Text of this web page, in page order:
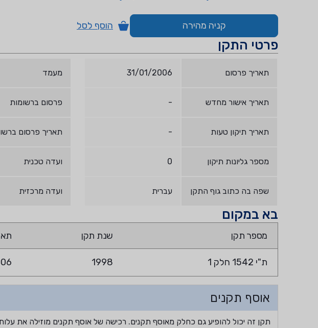
קניה מהירה הוסף לסל
פרטי התקן
תאריך פרסום 31/01/2006
תאריך אישור מחדש -
תאריך תיקון טעות -
מספר גליונות תיקון 0
שפה בה כתוב גוף התקן עברית
מעמד
פרסום ברשומות
תאריך פרסום
ועדה טכנית
ועדה מרכזית
בא במקום
מספר תקן שנת תקן
ת"י 1542 חלק 1 1998
אוסף תקנים
תקן זה יכול להופיע גם כחלק מאוסף תקנים. רכישה של אוסף תקנים מוזילה את